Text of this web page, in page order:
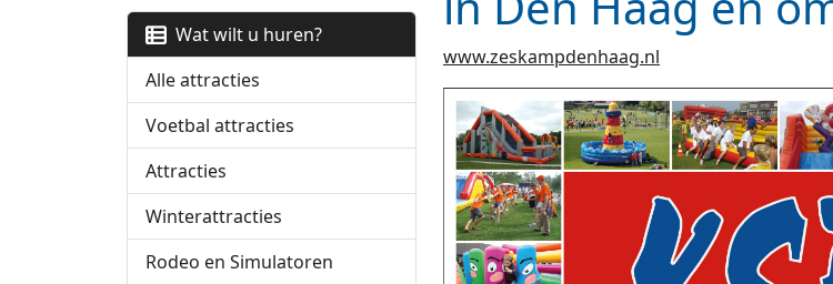
Wat wilt u huren?
Alle attracties
Voetbal attracties
Attracties
Winterattracties
Rodeo en Simulatoren
www.zeskampdenhaag.nl